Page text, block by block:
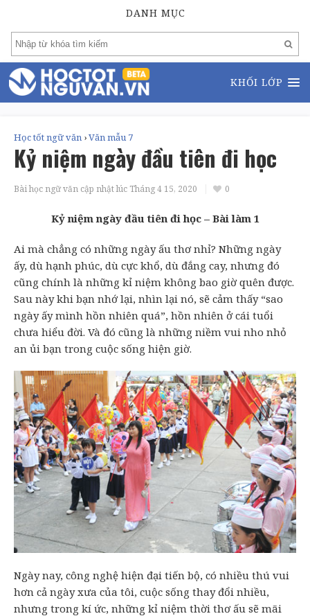
DANH MỤC
KHỐI LỚP
Học tốt ngữ văn ›Văn mẫu 7
Kỷ niệm ngày đầu tiên đi học
Bài học ngữ văn cập nhật lúc Tháng 4 15, 2020 0
Kỷ niệm ngày đầu tiên đi học – Bài làm 1
Ai mà chẳng có những ngày ấu thơ nhỉ? Những ngày
ấy, dù hạnh phúc, dù cực khổ, dù đắng cay, nhưng đó
cũng chính là những kỉ niệm không bao giờ quên được.
Sau này khi bạn nhớ lại, nhìn lại nó, sẽ cảm thấy “sao
ngày ấy mình hồn nhiên quá”, hồn nhiên ở cái tuổi
chưa hiểu đời. Và đó cũng là những niềm vui nho nhỏ
an ủi bạn trong cuộc sống hiện giờ.
Ngày nay, công nghệ hiện đại tiến bộ, có nhiều thú vui
hơn cả ngày xưa của tôi, cuộc sống thay đổi nhiều,
nhưng trong kí ức, những kỉ niệm thời thơ ấu sẽ mãi